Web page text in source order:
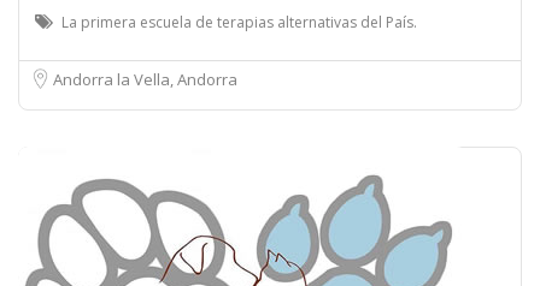
La primera escuela de terapias alternativas del País.
Andorra la Vella, Andorra